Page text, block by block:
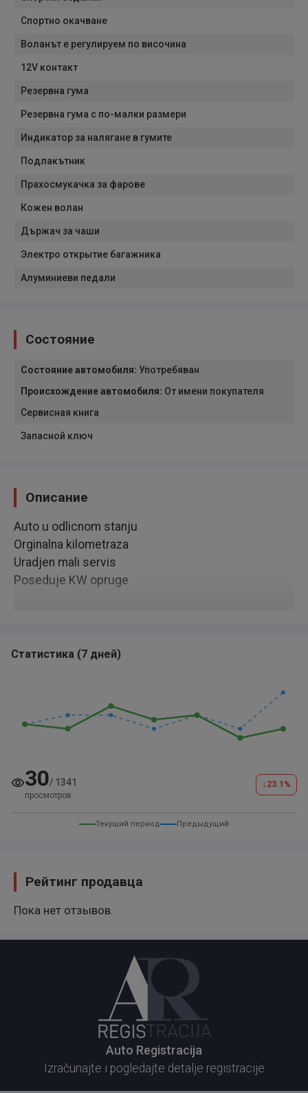
Спортно окачване
Воланът е регулируем по височина
12V контакт
Резервна гума
Резервна гума с по-малки размери
Индикатор за налягане в гумите
Подлакътник
Прахосмукачка за фарове
Кожен волан
Държач за чаши
Электро открытие багажника
Алуминиеви педали
Состояние
Состояние автомобиля: Употребяван
Происхождение автомобиля: От имени покупателя
Сервисная книга
Запасной ключ
Описание
Auto u odlicnom stanju
Orginalna kilometraza
Uradjen mali servis
Poseduje KW opruge
Статистика (7 дней)
30/ 1341
просмотров
↓ 23.1 %
Текущий период Предыдущий
Рейтинг продавца
Пока нет отзывов.
Auto Registracija
Izračunajte i pogledajte detalje registracije